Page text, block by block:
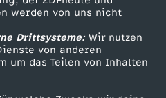
werden von uns nicht
Drittsysteme:Wir nutzen
von anderen
um das Teilen von Inhalten